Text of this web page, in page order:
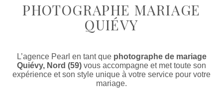
PORTFOLIO
PHOTOGRAPHE MARIAGE
QUIÉVY
L’agence Pearl en tant que photographe de mariage
Quiévy, Nord (59) vous accompagne et met toute son
expérience et son style unique à votre service pour votre
mariage.